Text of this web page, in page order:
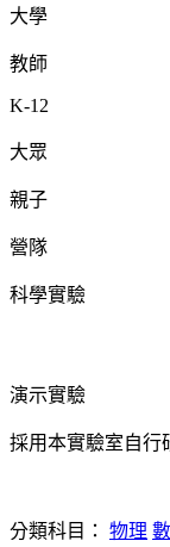
大學
教師
K-12
大眾
親子
營隊
科學實驗
演示實驗
採用本實驗室自行
分類科目： 物理